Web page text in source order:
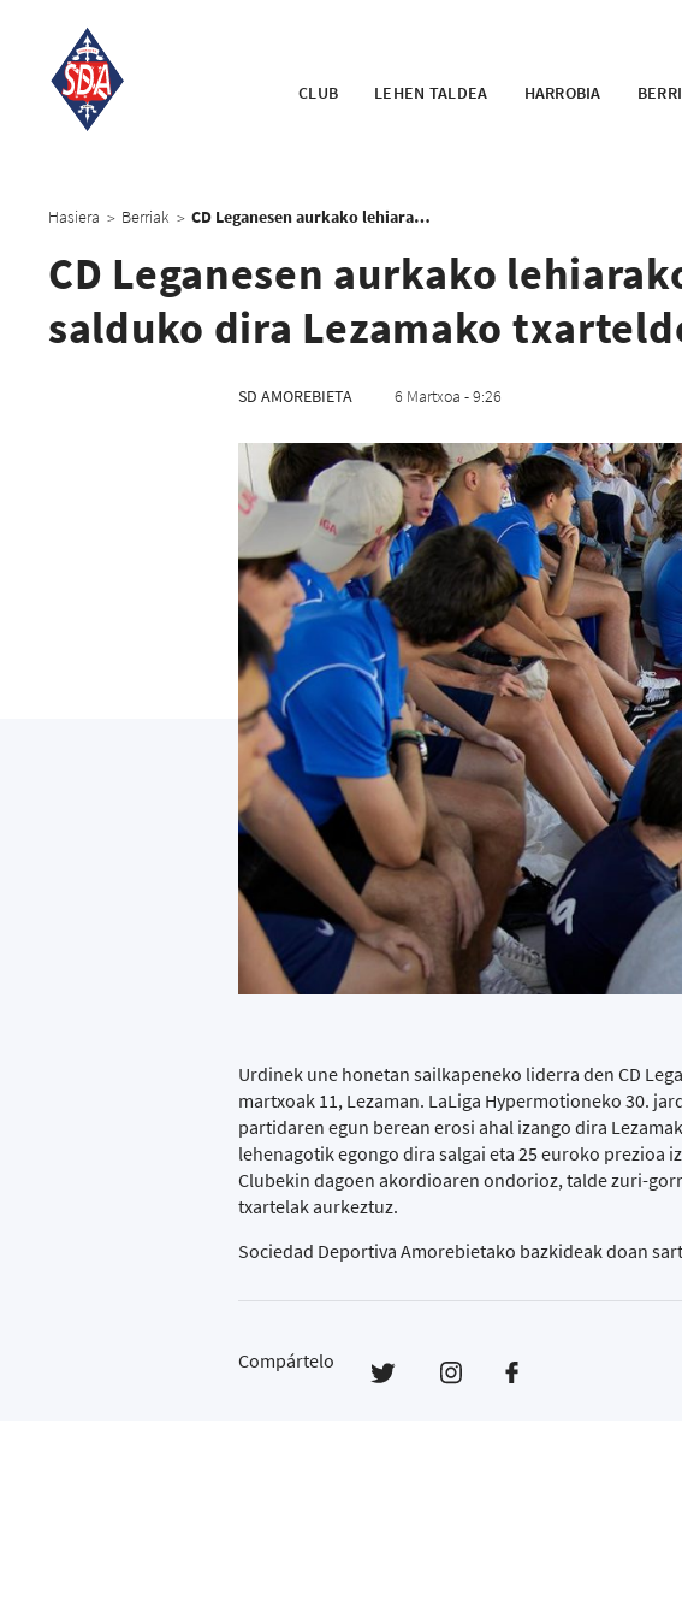
CLUB LEHEN TALDEA HARROBIA
Hasiera > Berriak > CD Leganesen aurkako lehiarako sarrerak astelehenean salduko dira Lezamako txarteldegietan
CD Leganesen aurkako
salduko dira Lezamako
SD AMOREBIETA 6 Martxoa - 9:26
Urdinek une honetan sailkapeneko liderra den CD
martxoak 11, Lezaman. LaLiga Hypermotioneko 30.
partidaren egun berean erosi ahal izango dira
lehenagotik egongo dira salgai eta 25 euroko prezioa
Clubekin dagoen akordioaren ondorioz, talde zuri-
txartelak aurkeztuz.
Sociedad Deportiva Amorebietako bazkideak doan
Compártelo